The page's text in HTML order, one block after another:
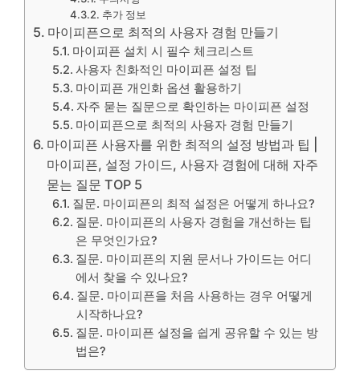
추가 정보
마이피픈으로 최적의 사용자 경험 만들기
마이피픈 설치 시 필수 체크리스트
사용자 친화적인 마이피픈 설정 팁
마이피픈 개인화 옵션 활용하기
자주 묻는 질문으로 확인하는 마이피픈 설정
마이피픈으로 최적의 사용자 경험 만들기
마이피픈 사용자를 위한 최적의 설정 방법과 팁 |
마이피픈, 설정 가이드, 사용자 경험에 대해 자주
묻는 질문 TOP 5
질문. 마이피픈의 최적 설정은 어떻게 하나요?
질문. 마이피픈의 사용자 경험을 개선하는 팁
은 무엇인가요?
질문. 마이피픈의 지원 문서나 가이드는 어디
에서 찾을 수 있나요?
질문. 마이피픈을 처음 사용하는 경우 어떻게
시작하나요?
질문. 마이피픈 설정을 쉽게 공유할 수 있는 방
법은?